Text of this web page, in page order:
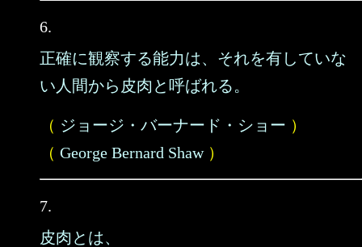
6.
正確に観察する能力は、それを有していな
い人間から皮肉と呼ばれる。
（ ジョージ・バーナード・ショー ）
（ George Bernard Shaw）
7.
皮肉とは、